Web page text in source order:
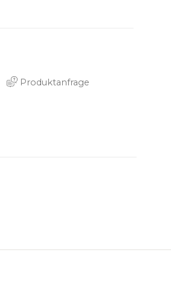
Produktanfrage